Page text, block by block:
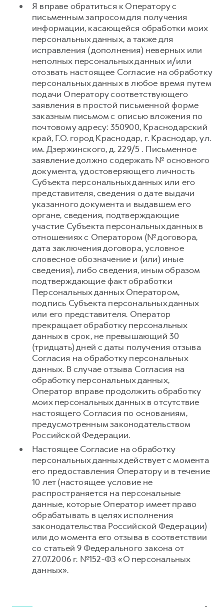
Я вправе обратиться к Оператору с
письменным запросом для получения
информации, касающейся обработки моих
персональных данных, а также для
исправления (дополнения) неверных или
неполных персональных данных и/или
отозвать настоящее Согласие на обработку
персональных данных в любое время путем
подачи Оператору соответствующего
заявления в простой письменной форме
заказным письмом с описью вложения по
почтовому адресу: 350900, Краснодарский
край, Г.О. город Краснодар, г. Краснодар, ул.
им. Дзержинского, д. 229/5 . Письменное
заявление должно содержать № основного
документа, удостоверяющего личность
Субъекта персональных данных или его
представителя, сведения о дате выдачи
указанного документа и выдавшем его
органе, сведения, подтверждающие
участие Субъекта персональных данных в
отношениях с Оператором (№ договора,
дата заключения договора, условное
словесное обозначение и (или) иные
сведения), либо сведения, иным образом
подтверждающие факт обработки
Персональных данных Оператором,
подпись Субъекта персональных данных
или его представителя. Оператор
прекращает обработку персональных
данных в срок, не превышающий 30
(тридцать) дней с даты получения отзыва
Согласия на обработку персональных
данных. В случае отзыва Согласия на
обработку персональных данных,
Оператор вправе продолжить обработку
моих персональных данных в отсутствие
настоящего Согласия по основаниям,
предусмотренным законодательством
Российской Федерации.
Настоящее Согласие на обработку
персональных данных действует с момента
его предоставления Оператору и в течение
10 лет (настоящее условие не
распространяется на персональные
данные, которые Оператор имеет право
обрабатывать в целях исполнения
законодательства Российской Федерации)
или до момента его отзыва в соответствии
со статьей 9 Федерального закона от
27.07.2006 г. №152-ФЗ «О персональных
данных».